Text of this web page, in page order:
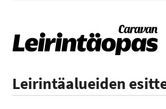
Leirintäalueiden